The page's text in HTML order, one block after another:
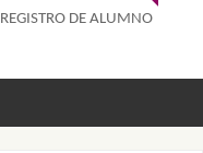
REGISTRO DE ALUMNO